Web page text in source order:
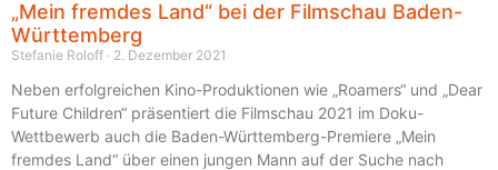
„Mein fremdes Land“ bei der Filmschau Baden-
Württemberg
Stefanie Roloff 2. Dezember 2021
Neben erfolgreichen Kino-Produktionen wie „Roamers“ und „Dear
Future Children“ präsentiert die Filmschau 2021 im Doku-
Wettbewerb auch die Baden-Württemberg-Premiere „Mein
fremdes Land“ über einen jungen Mann auf der Suche nach